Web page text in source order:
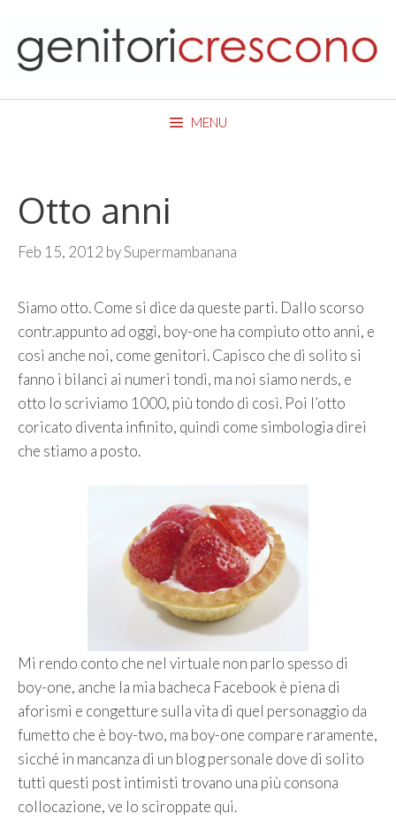
content
MENU
Otto anni
Feb 15, 2012 bySupermambanana
Siamo otto. Come si dice da queste parti. Dallo scorso
contr.appunto ad oggi, boy-one ha compiuto otto anni, e
così anche noi, come genitori. Capisco che di solito si
fanno i bilanci ai numeri tondi, ma noi siamo nerds, e
otto lo scriviamo 1000, più tondo di così. Poi l’otto
coricato diventa infinito, quindi come simbologia direi
che stiamo a posto.
Mi rendo conto che nel virtuale non parlo spesso di
boy-one, anche la mia bacheca Facebook è piena di
aforismi e congetture sulla vita di quel personaggio da
fumetto che è boy-two, ma boy-one compare raramente,
sicché in mancanza di un blog personale dove di solito
tutti questi post intimisti trovano una più consona
collocazione, ve lo sciroppate qui.